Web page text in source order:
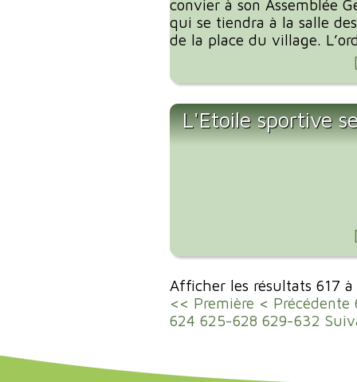
convier à son Assemblée
qui se tiendra à la salle
de la place du village.
L'Etoile sportive
Afficher les résultats 617
<< Première < Précédente
624 625-628 629-632